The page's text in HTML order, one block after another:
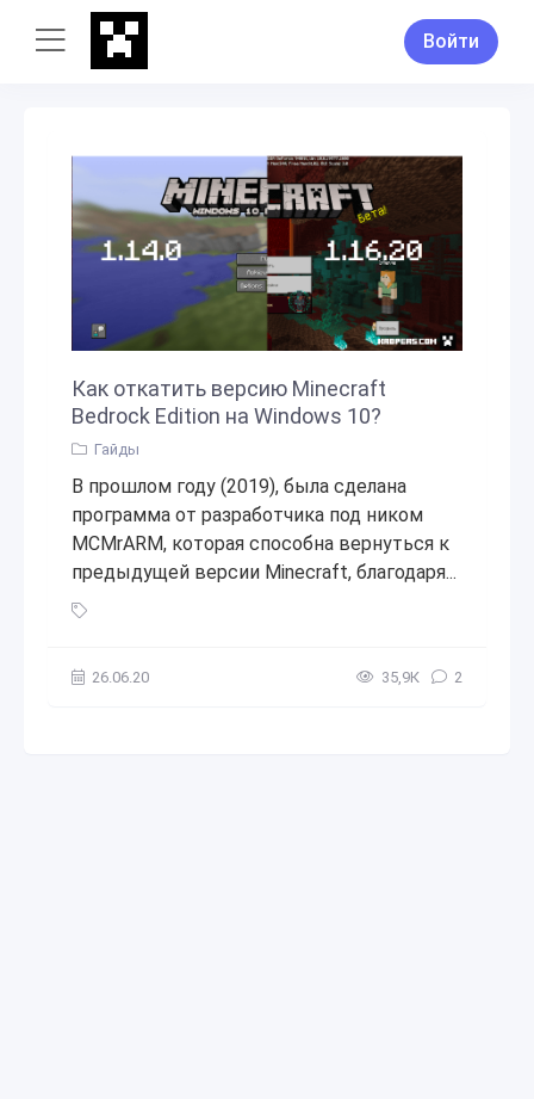
Войти
Как откатить версию Minecraft
Bedrock Edition на Windows 10?
Гайды
В прошлом году (2019), была сделана
программа от разработчика под ником
MCMrARM, которая способна вернуться к
предыдущей версии Minecraft, благодаря...
26.06.20 35,9К 2